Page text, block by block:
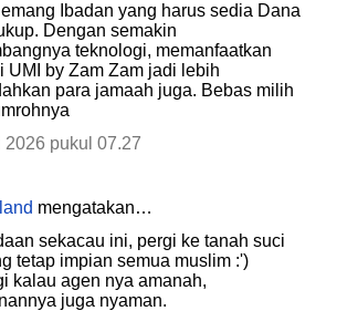
Ibadan yang harus sedia Dana
Dengan semakin
teknologi, memanfaatkan
UMI by Zam Zam jadi lebih
para jamaah juga. Bebas milih
2026 pukul 07.27
mengatakan…
sekacau ini, pergi ke tanah suci
tetap impian semua muslim :')
kalau agen nya amanah,
juga nyaman.